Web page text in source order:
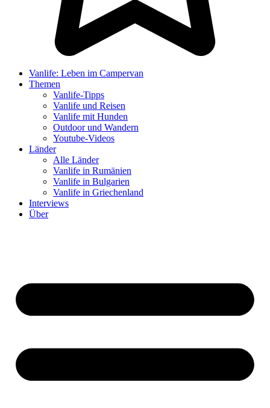
Vanlife: Leben im Campervan
Themen
Vanlife-Tipps
Vanlife und Reisen
Vanlife mit Hunden
Outdoor und Wandern
Youtube-Videos
Länder
Alle Länder
Vanlife in Rumänien
Vanlife in Bulgarien
Vanlife in Griechenland
Interviews
Über